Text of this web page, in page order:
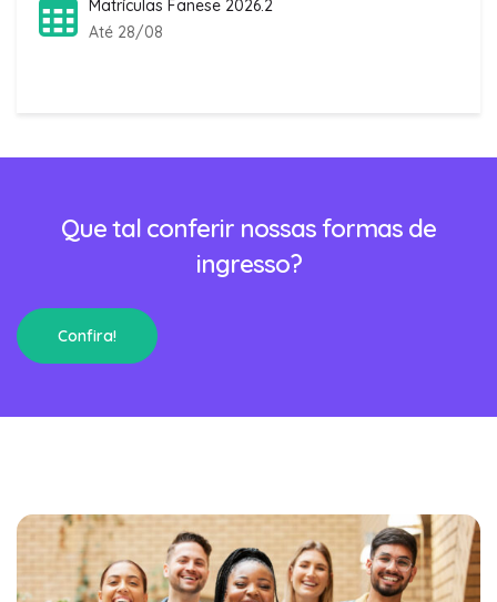
Matrículas Fanese 2026.2
Até 28/08
Que tal conferir nossas formas de
ingresso?
Confira!